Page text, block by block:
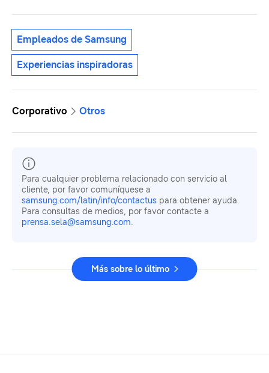
Empleados de Samsung
Experiencias inspiradoras
Corporativo Otros
Para cualquier problema relacionado con servicio al
cliente, por favor comuníquese a
samsung.com/latin/info/contactus para obtener ayuda.
Para consultas de medios, por favor contacte a
prensa.sela@samsung.com.
Más sobre lo último